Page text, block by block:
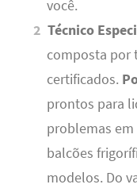
você.
Técnico
composta por
certificados.
prontos para
problemas em
balcões
modelos. Do